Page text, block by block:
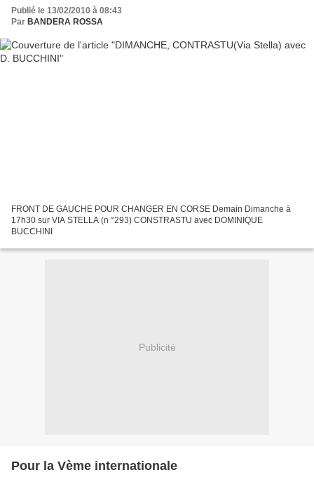
Publié le 13/02/2010 à 08:43
Par BANDERA ROSSA
FRONT DE GAUCHE POUR CHANGER EN CORSE Demain Dimanche à
17h30 sur VIA STELLA (n °293) CONSTRASTU avec DOMINIQUE
BUCCHINI
Publicité
Pour la Vème internationale